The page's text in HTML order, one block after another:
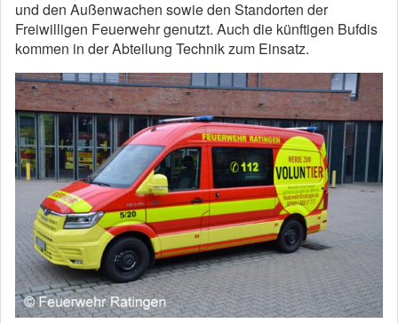
und den Außenwachen sowie den Standorten der
Freiwilligen Feuerwehr genutzt. Auch die künftigen Bufdis
kommen in der Abteilung Technik zum Einsatz.